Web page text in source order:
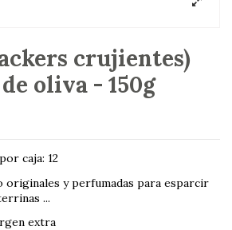
crujientes)
oliva - 150g
caja: 12
originales y perfumadas para esparcir
...
extra